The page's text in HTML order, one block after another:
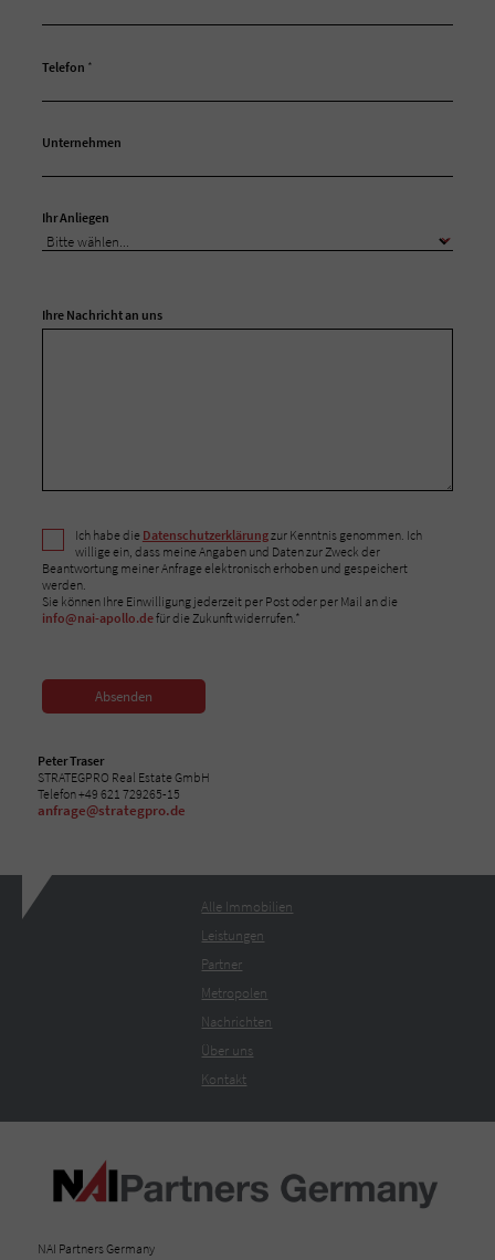
Telefon *
Unternehmen
Ihr Anliegen
Ihre Nachricht an uns
Ich habe die Datenschutzerklärungzur Kenntnis genommen. Ich
willige ein, dass meine Angaben und Daten zur Zweck der
Beantwortung meiner Anfrage elektronisch erhoben und gespeichert
werden.
Sie können Ihre Einwilligung jederzeit per Post oder per Mail an die
info@nai-apollo.defür die Zukunft widerrufen.*
Absenden
Peter Traser
STRATEGPRO Real Estate GmbH
Telefon +49 621 729265-15
anfrage@strategpro.de
Alle Immobilien
Leistungen
Partner
Metropolen
Nachrichten
Über uns
Kontakt
NAI Partners Germany